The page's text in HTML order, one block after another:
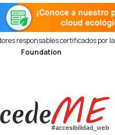
responsables certificados por la
Foundation